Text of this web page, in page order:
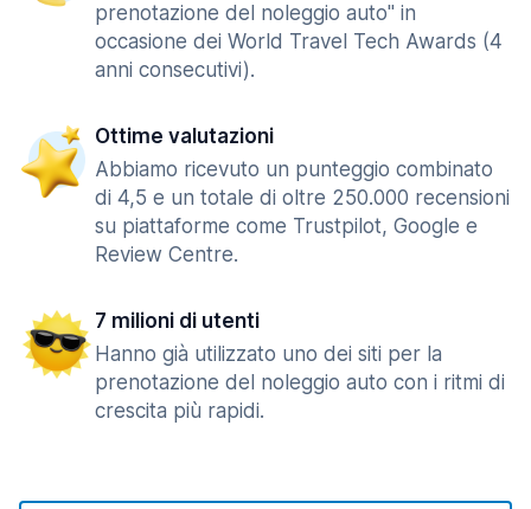
prenotazione del noleggio auto" in
occasione dei World Travel Tech Awards (4
anni consecutivi).
Ottime valutazioni
Abbiamo ricevuto un punteggio combinato
di 4,5 e un totale di oltre 250.000 recensioni
su piattaforme come Trustpilot, Google e
Review Centre.
7 milioni di utenti
Hanno già utilizzato uno dei siti per la
prenotazione del noleggio auto con i ritmi di
crescita più rapidi.